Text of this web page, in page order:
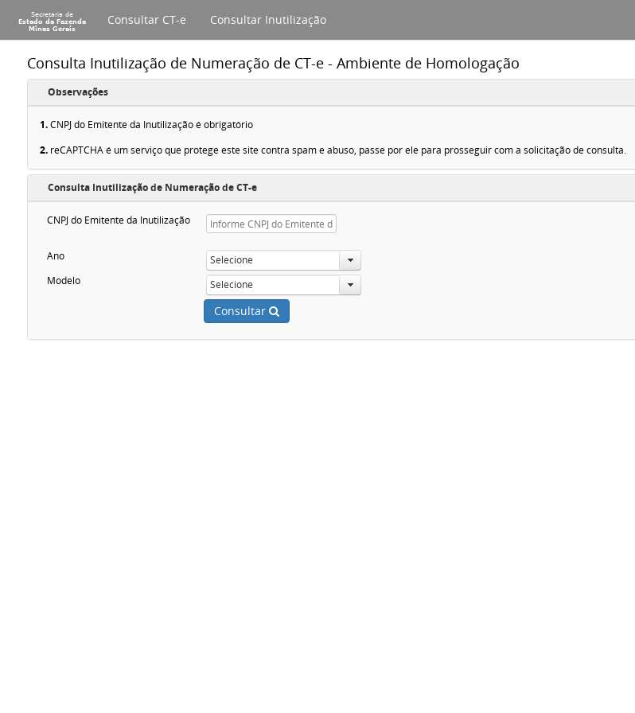
Consultar CT-e Consultar Inutilização
Consulta Inutilização de Numeração de CT-e - Ambiente de Homologação
Observações
1.CNPJ do Emitente da Inutilização é obrigatório
2. reCAPTCHA é um serviço que protege este site contra spam e abuso, passe por ele para prosseguir com a solicitação de consulta.
Consulta Inutilização de Numeração de CT-e
CNPJ do Emitente da Inutilização
Ano
Selecione
Modelo
Selecione
Consultar